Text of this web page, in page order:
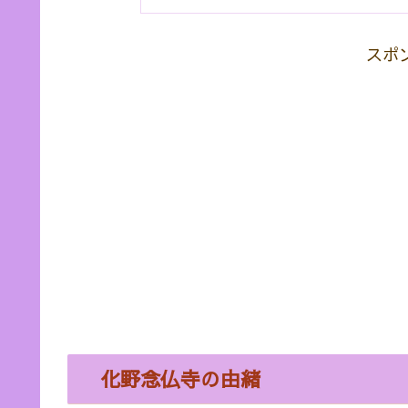
スポ
化野念仏寺の由緒